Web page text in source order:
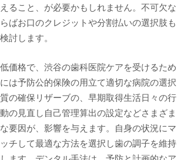
えること、が必要かもしれません。不可欠な
らばお口のクレジットや分割払いの選択肢も
検討します。
低価格で、渋谷の歯科医院ケアを受けるため
には予防公的保険の用立て適切な病院の選択
質の確保リザーブの、早期取得生活日々の行
動の見直し自己管理算出の設定などさまざま
な要因が、影響を与えます。自身の状況にマ
ッチして最適な方法を選択し歯の調子を維持